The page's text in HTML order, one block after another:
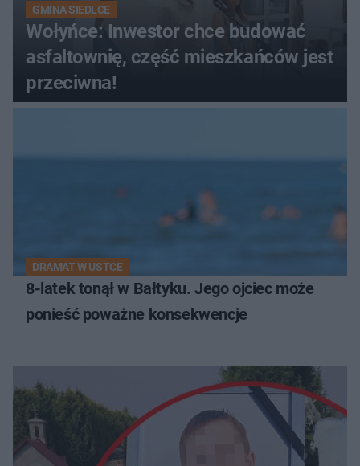
GMINA SIEDLCE
Wołyńce: Inwestor chce budować
asfaltownię, część mieszkańców jest
przeciwna!
DRAMAT W USTCE
8-latek tonął w Bałtyku. Jego ojciec może
ponieść poważne konsekwencje